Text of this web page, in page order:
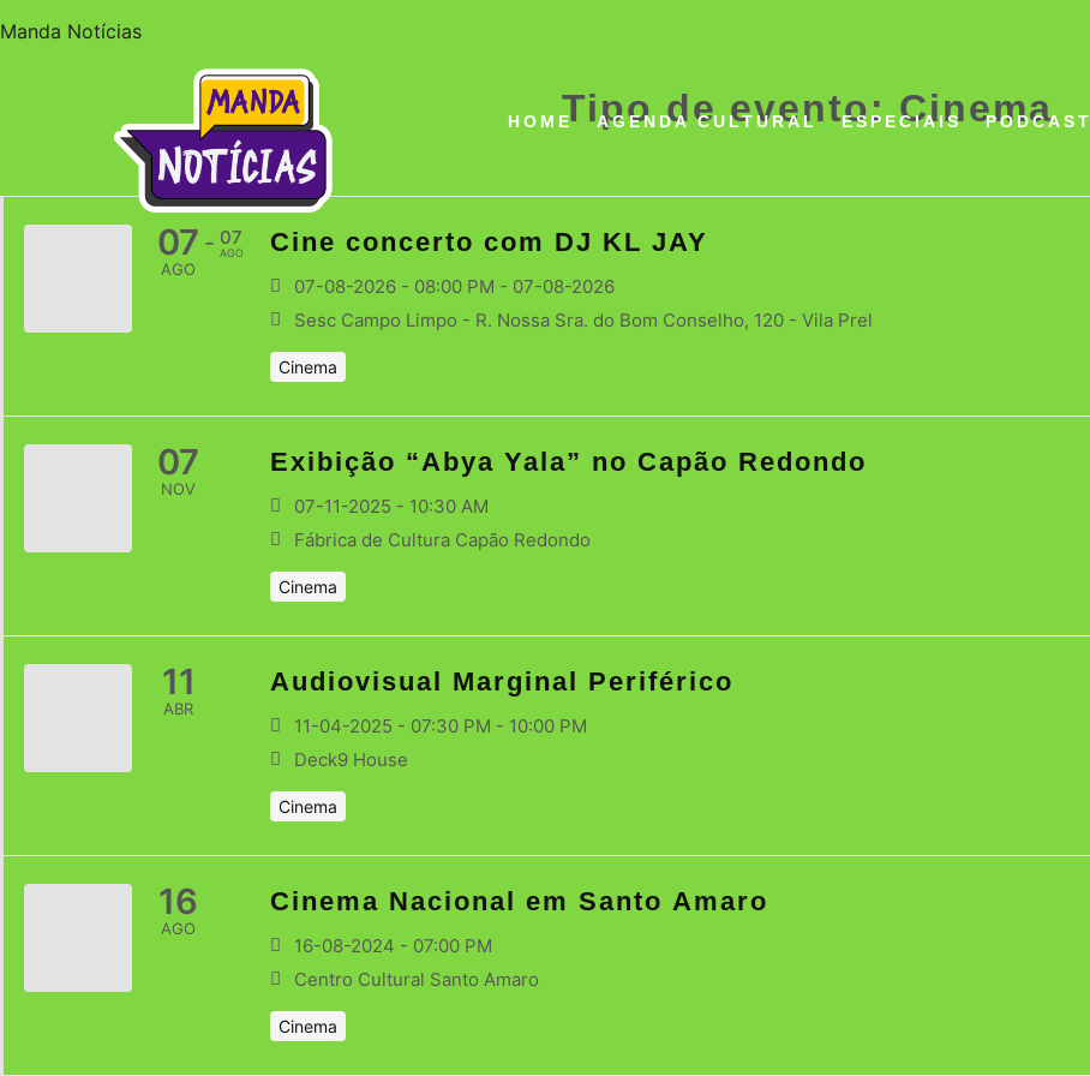
Manda Notícias
HOME AGENDA CULTURAL ESPECIAIS PODCAST
Tipo de evento:Cinema
07
AGO
- 07
AGO Cine concerto com DJ KL JAY
07-08-2026 - 08:00 PM - 07-08-2026
Sesc Campo Limpo - R. Nossa Sra. do Bom Conselho, 120 - Vila Prel
Cinema
07
NOV
Exibição “Abya Yala” no Capão Redondo
07-11-2025 - 10:30 AM
Fábrica de Cultura Capão Redondo
Cinema
11
ABR
Audiovisual Marginal Periférico
11-04-2025 - 07:30 PM - 10:00 PM
Deck9 House
Cinema
16
AGO
Cinema Nacional em Santo Amaro
16-08-2024 - 07:00 PM
Centro Cultural Santo Amaro
Cinema